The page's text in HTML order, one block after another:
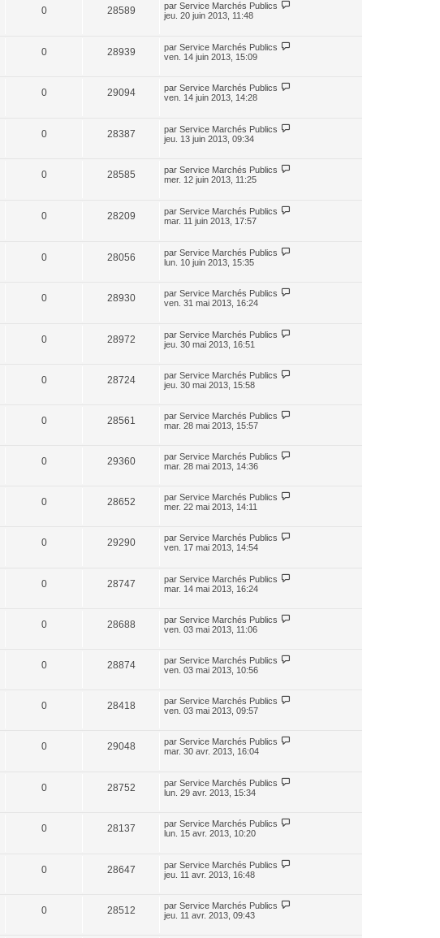
0 28589 par Service Marchés Publics
jeu. 20 juin 2013, 11:48
0 28939 par Service Marchés Publics
ven. 14 juin 2013, 15:09
0 29094 par Service Marchés Publics
ven. 14 juin 2013, 14:28
0 28387 par Service Marchés Publics
jeu. 13 juin 2013, 09:34
0 28585 par Service Marchés Publics
mer. 12 juin 2013, 11:25
0 28209 par Service Marchés Publics
mar. 11 juin 2013, 17:57
0 28056 par Service Marchés Publics
lun. 10 juin 2013, 15:35
0 28930 par Service Marchés Publics
ven. 31 mai 2013, 16:24
0 28972 par Service Marchés Publics
jeu. 30 mai 2013, 16:51
0 28724 par Service Marchés Publics
jeu. 30 mai 2013, 15:58
0 28561 par Service Marchés Publics
mar. 28 mai 2013, 15:57
0 29360 par Service Marchés Publics
mar. 28 mai 2013, 14:36
0 28652 par Service Marchés Publics
mer. 22 mai 2013, 14:11
0 29290 par Service Marchés Publics
ven. 17 mai 2013, 14:54
0 28747 par Service Marchés Publics
mar. 14 mai 2013, 16:24
0 28688 par Service Marchés Publics
ven. 03 mai 2013, 11:06
0 28874 par Service Marchés Publics
ven. 03 mai 2013, 10:56
0 28418 par Service Marchés Publics
ven. 03 mai 2013, 09:57
0 29048 par Service Marchés Publics
mar. 30 avr. 2013, 16:04
0 28752 par Service Marchés Publics
lun. 29 avr. 2013, 15:34
0 28137 par Service Marchés Publics
lun. 15 avr. 2013, 10:20
0 28647 par Service Marchés Publics
jeu. 11 avr. 2013, 16:48
0 28512 par Service Marchés Publics
jeu. 11 avr. 2013, 09:43